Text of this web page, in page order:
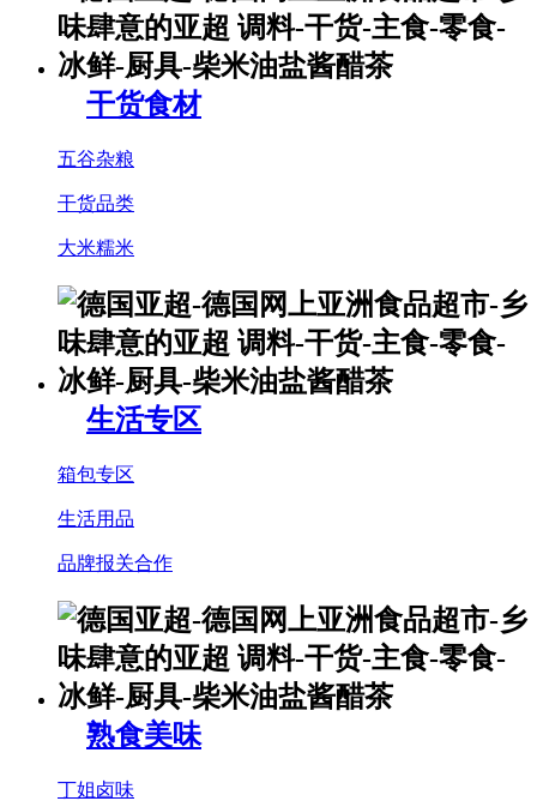
干货食材
五谷杂粮
干货品类
大米糯米
生活专区
箱包专区
生活用品
品牌报关合作
熟食美味
丁姐卤味